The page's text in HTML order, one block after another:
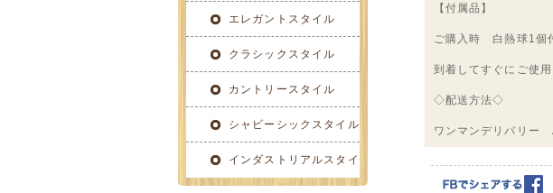
エレガントスタイル
クラシックスタイル
カントリースタイル
シャビーシックスタイル
インダストリアルスタイ
【付属品】
ご購入時 白熱球1個
到着してすぐにご使
◇配送方法◇
ワンマンデリバリー